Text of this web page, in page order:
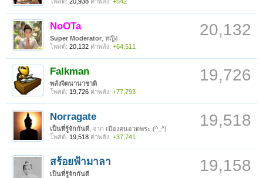
20,132
NoOTa
Super Moderator , หญิง
โพสต์: 20,132 ค่าพลัง: +64,511
19,726
Falkman
พลังจิตนานาชาติ
โพสต์: 19,726 ค่าพลัง: +77,793
19,518
Norragate
เป็นที่รู้จักกันดี จาก เมืองฅนอวดพระ (^_^)
โพสต์: 19,518 ค่าพลัง: +37,741
19,158
สร้อยฟ้ามาลา
เป็นที่รู้จักกันดี